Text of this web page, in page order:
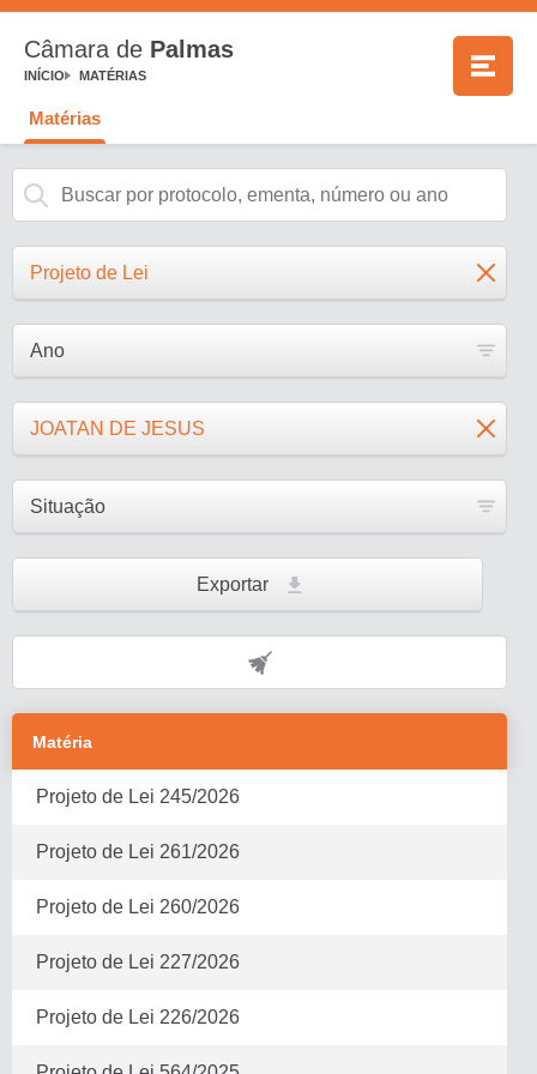
Câmara de Palmas
INÍCIO MATÉRIAS
Matérias
Projeto de Lei
Ano
JOATAN DE JESUS
Situação
Exportar
Matéria
Projeto de Lei 245/2026
Projeto de Lei 261/2026
Projeto de Lei 260/2026
Projeto de Lei 227/2026
Projeto de Lei 226/2026